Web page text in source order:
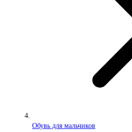
Обувь для мальчиков